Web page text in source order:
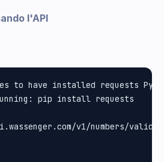
l'API
to have installed requests
pip install requests
v1/numbers/